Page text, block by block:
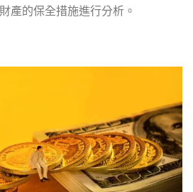
產的保全措施進行分析。